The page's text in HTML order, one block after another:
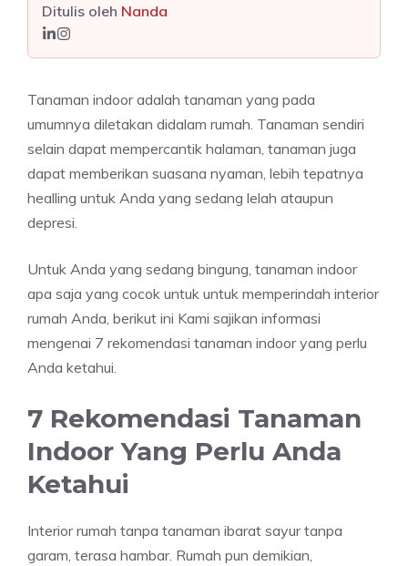
Ditulis oleh Nanda
Tanaman indoor adalah tanaman yang pada
umumnya diletakan didalam rumah. Tanaman sendiri
selain dapat mempercantik halaman, tanaman juga
dapat memberikan suasana nyaman, lebih tepatnya
healling untuk Anda yang sedang lelah ataupun
depresi.
Untuk Anda yang sedang bingung, tanaman indoor
apa saja yang cocok untuk untuk memperindah interior
rumah Anda, berikut ini Kami sajikan informasi
mengenai 7 rekomendasi tanaman indoor yang perlu
Anda ketahui.
7 Rekomendasi Tanaman
Indoor Yang Perlu Anda
Ketahui
Interior rumah tanpa tanaman ibarat sayur tanpa
garam, terasa hambar. Rumah pun demikian,